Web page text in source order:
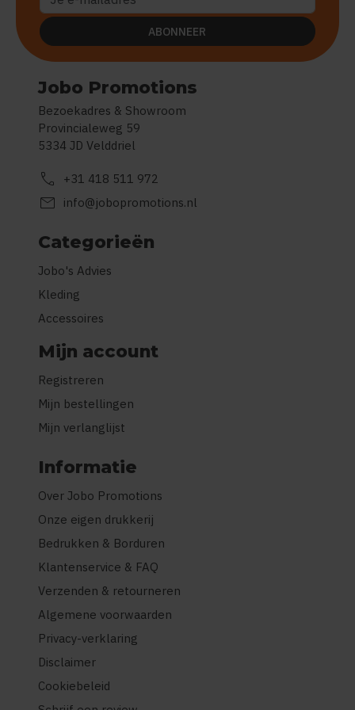
Jobo Promotions
Bezoekadres & Showroom
Provincialeweg 59
5334 JD Velddriel
call +31 418 511 972
mail info@jobopromotions.nl
Categorieën
Jobo's Advies
Kleding
Accessoires
Mijn account
Registreren
Mijn bestellingen
Mijn verlanglijst
Informatie
Over Jobo Promotions
Onze eigen drukkerij
Bedrukken & Borduren
Klantenservice & FAQ
Verzenden & retourneren
Algemene voorwaarden
Privacy-verklaring
Disclaimer
Cookiebeleid
ABONNEER